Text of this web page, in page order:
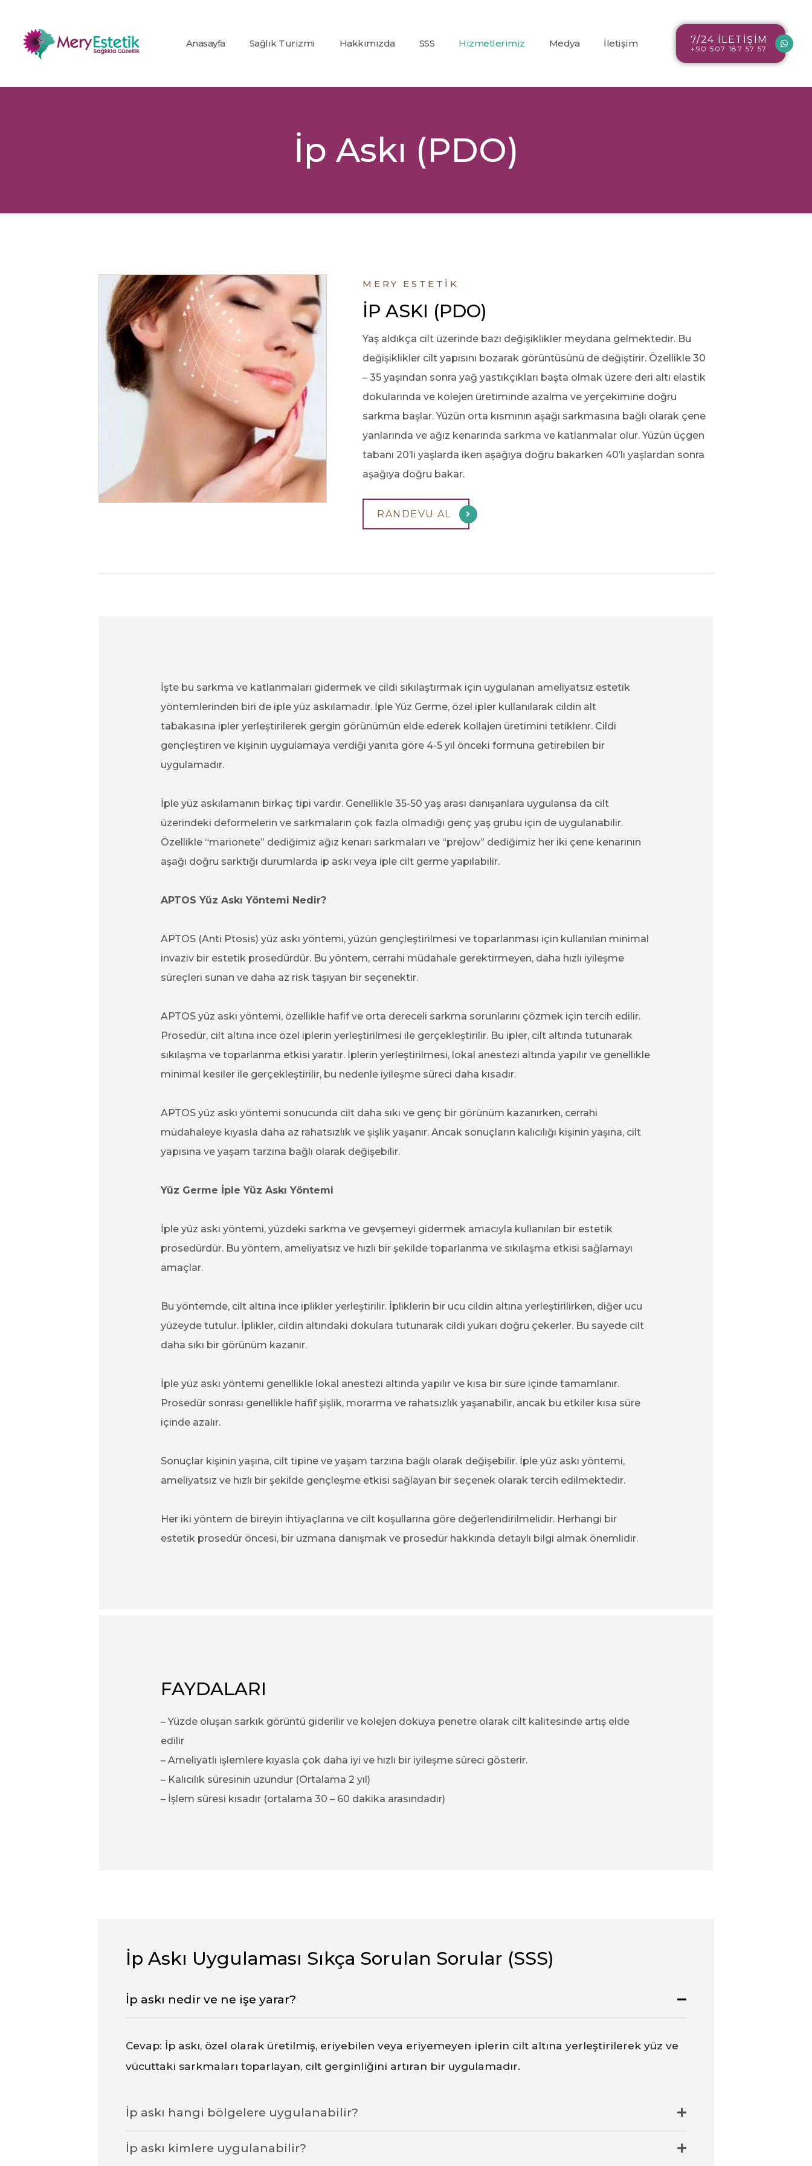
Anasayfa Sağlık Turizmi Hakkımızda SSS Hizmetlerimiz
(Karbondioksit)
Nd:Yag Lazer
Epilasyon
Glutatyon
Lumenis Ultra
Pulse Alpha
Lumenis Stellar
M22
Splendor X
Ben Alma
Uygulaması
Uygulaması
Medya İletişim 7/24 İLETİŞİM
+90 507 187 57 57
İp Askı (PDO)
MERY ESTETİK
İP ASKI (PDO)
Yaş aldıkça cilt üzerinde bazı değişiklikler meydana gelmektedir. Bu
değişiklikler cilt yapısını bozarak görüntüsünü de değiştirir. Özellikle 30
– 35 yaşından sonra yağ yastıkçıkları başta olmak üzere deri altı elastik
dokularında ve kolejen üretiminde azalma ve yerçekimine doğru
sarkma başlar. Yüzün orta kısmının aşağı sarkmasına bağlı olarak çene
yanlarında ve ağız kenarında sarkma ve katlanmalar olur. Yüzün üçgen
tabanı 20’li yaşlarda iken aşağıya doğru bakarken 40’lı yaşlardan sonra
aşağıya doğru bakar.
RANDEVU AL
İşte bu sarkma ve katlanmaları gidermek ve cildi sıkılaştırmak için uygulanan ameliyatsız estetik
yöntemlerinden biri de iple yüz askılamadır. İple Yüz Germe, özel ipler kullanılarak cildin alt
tabakasına ipler yerleştirilerek gergin görünümün elde ederek kollajen üretimini tetiklenr. Cildi
gençleştiren ve kişinin uygulamaya verdiği yanıta göre 4-5 yıl önceki formuna getirebilen bir
uygulamadır.
İple yüz askılamanın birkaç tipi vardır. Genellikle 35-50 yaş arası danışanlara uygulansa da cilt
üzerindeki deformelerin ve sarkmaların çok fazla olmadığı genç yaş grubu için de uygulanabilir.
Özellikle “marionete” dediğimiz ağız kenarı sarkmaları ve “prejow” dediğimiz her iki çene kenarının
aşağı doğru sarktığı durumlarda ip askı veya iple cilt germe yapılabilir.
APTOS Yüz Askı Yöntemi Nedir?
APTOS (Anti Ptosis) yüz askı yöntemi, yüzün gençleştirilmesi ve toparlanması için kullanılan minimal
invaziv bir estetik prosedürdür. Bu yöntem, cerrahi müdahale gerektirmeyen, daha hızlı iyileşme
süreçleri sunan ve daha az risk taşıyan bir seçenektir.
APTOS yüz askı yöntemi, özellikle hafif ve orta dereceli sarkma sorunlarını çözmek için tercih edilir.
Prosedür, cilt altına ince özel iplerin yerleştirilmesi ile gerçekleştirilir. Bu ipler, cilt altında tutunarak
sıkılaşma ve toparlanma etkisi yaratır. İplerin yerleştirilmesi, lokal anestezi altında yapılır ve genellikle
minimal kesiler ile gerçekleştirilir, bu nedenle iyileşme süreci daha kısadır.
APTOS yüz askı yöntemi sonucunda cilt daha sıkı ve genç bir görünüm kazanırken, cerrahi
müdahaleye kıyasla daha az rahatsızlık ve şişlik yaşanır. Ancak sonuçların kalıcılığı kişinin yaşına, cilt
yapısına ve yaşam tarzına bağlı olarak değişebilir.
Yüz Germe İple Yüz Askı Yöntemi
İple yüz askı yöntemi, yüzdeki sarkma ve gevşemeyi gidermek amacıyla kullanılan bir estetik
prosedürdür. Bu yöntem, ameliyatsız ve hızlı bir şekilde toparlanma ve sıkılaşma etkisi sağlamayı
amaçlar.
Bu yöntemde, cilt altına ince iplikler yerleştirilir. İpliklerin bir ucu cildin altına yerleştirilirken, diğer ucu
yüzeyde tutulur. İplikler, cildin altındaki dokulara tutunarak cildi yukarı doğru çekerler. Bu sayede cilt
daha sıkı bir görünüm kazanır.
İple yüz askı yöntemi genellikle lokal anestezi altında yapılır ve kısa bir süre içinde tamamlanır.
Prosedür sonrası genellikle hafif şişlik, morarma ve rahatsızlık yaşanabilir, ancak bu etkiler kısa süre
içinde azalır.
Sonuçlar kişinin yaşına, cilt tipine ve yaşam tarzına bağlı olarak değişebilir. İple yüz askı yöntemi,
ameliyatsız ve hızlı bir şekilde gençleşme etkisi sağlayan bir seçenek olarak tercih edilmektedir.
Her iki yöntem de bireyin ihtiyaçlarına ve cilt koşullarına göre değerlendirilmelidir. Herhangi bir
estetik prosedür öncesi, bir uzmana danışmak ve prosedür hakkında detaylı bilgi almak önemlidir.
FAYDALARI
– Yüzde oluşan sarkık görüntü giderilir ve kolejen dokuya penetre olarak cilt kalitesinde artış elde
edilir
– Ameliyatlı işlemlere kıyasla çok daha iyi ve hızlı bir iyileşme süreci gösterir.
– Kalıcılık süresinin uzundur (Ortalama 2 yıl)
– İşlem süresi kısadır (ortalama 30 – 60 dakika arasındadır)
İp Askı Uygulaması Sıkça Sorulan Sorular (SSS)
İp askı nedir ve ne işe yarar?
Cevap: İp askı, özel olarak üretilmiş, eriyebilen veya eriyemeyen iplerin cilt altına yerleştirilerek yüz ve
vücuttaki sarkmaları toparlayan, cilt gerginliğini artıran bir uygulamadır.
İp askı hangi bölgelere uygulanabilir?
İp askı kimlere uygulanabilir?